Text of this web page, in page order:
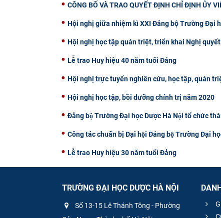
CÔNG BỐ VÀ TRAO QUYẾT ĐỊNH CHỈ ĐỊNH ỦY
Hội nghị giữa nhiệm kì XXI Đảng bộ Trường Đại
Hội nghị học tập quán triệt, triển khai Nghị
Lễ trao Huy hiệu 40 năm tuổi Đảng
Hội nghị trực tuyến nghiên cứu, học tập, quán
Hội nghị học tập, bồi dưỡng chính trị năm 2020
Đảng bộ Trường Đại học Dược Hà Nội tổ chức
Công tác chuẩn bị Đại hội Đảng bộ Trường Đại
Lễ trao Huy hiệu 30 năm tuổi Đảng
TRƯỜNG ĐẠI HỌC DƯỢC HÀ NỘI
Số 13-15 Lê Thánh Tông - Phường